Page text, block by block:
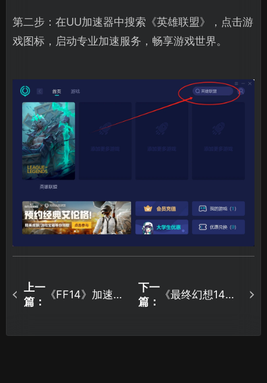
第二步：在UU加速器中搜索《英雄联盟》，点击游
戏图标，启动专业加速服务，畅享游戏世界。
上一
篇：
《FF14》加速器
下一
篇：
《最终幻想14》
网络难题！